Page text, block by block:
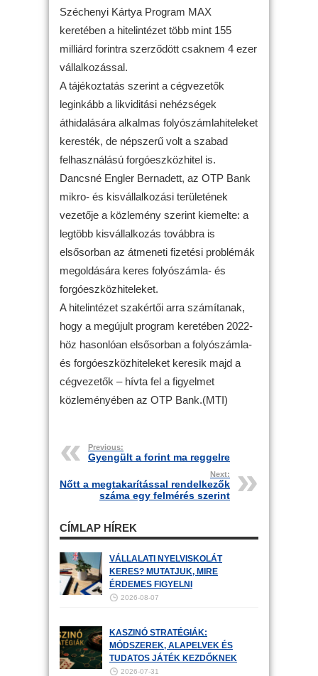
Széchenyi Kártya Program MAX
keretében a hitelintézet több mint 155
milliárd forintra szerződött csaknem 4 ezer
vállalkozással.
A tájékoztatás szerint a cégvezetők
leginkább a likviditási nehézségek
áthidalására alkalmas folyószámlahiteleket
keresték, de népszerű volt a szabad
felhasználású forgóeszközhitel is.
Dancsné Engler Bernadett, az OTP Bank
mikro- és kisvállalkozási területének
vezetője a közlemény szerint kiemelte: a
legtöbb kisvállalkozás továbbra is
elsősorban az átmeneti fizetési problémák
megoldására keres folyószámla- és
forgóeszközhiteleket.
A hitelintézet szakértői arra számítanak,
hogy a megújult program keretében 2022-
höz hasonlóan elsősorban a folyószámla-
és forgóeszközhiteleket keresik majd a
cégvezetők – hívta fel a figyelmet
közleményében az OTP Bank.(MTI)
Previous:
Gyengült a forint ma reggelre
Next:
Nőtt a megtakarítással rendelkezők
száma egy felmérés szerint
CÍMLAP HÍREK
VÁLLALATI NYELVISKOLÁT
KERES? MUTATJUK, MIRE
ÉRDEMES FIGYELNI
2026-08-07
KASZINÓ STRATÉGIÁK:
MÓDSZEREK, ALAPELVEK ÉS
TUDATOS JÁTÉK KEZDŐKNEK
2026-07-31